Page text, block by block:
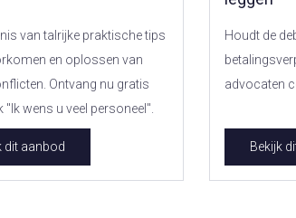
van talrijke praktische tips
en oplossen van
Ontvang nu gratis
"Ik wens u veel personeel".
dit aanbod
Houdt de
advocaten
Bekijk